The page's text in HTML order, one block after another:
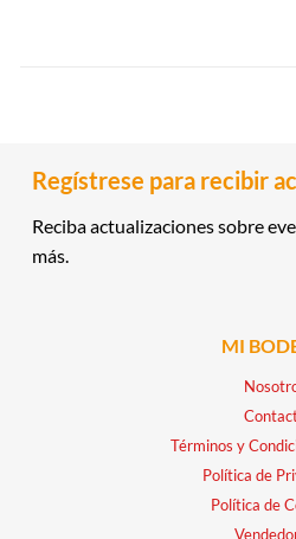
Regístrese para recibir
Reciba actualizaciones sobre
más.
MI
Términos y
Política de
Política de